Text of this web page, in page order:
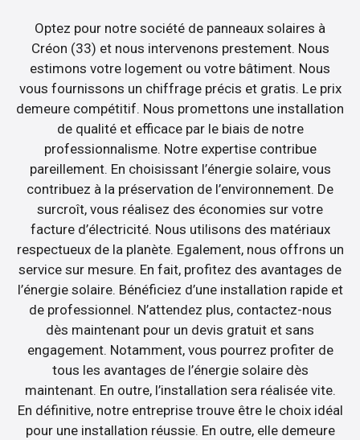
Optez pour notre société de panneaux solaires à
Créon (33) et nous intervenons prestement. Nous
estimons votre logement ou votre bâtiment. Nous
vous fournissons un chiffrage précis et gratis. Le prix
demeure compétitif. Nous promettons une installation
de qualité et efficace par le biais de notre
professionnalisme. Notre expertise contribue
pareillement. En choisissant l’énergie solaire, vous
contribuez à la préservation de l’environnement. De
surcroît, vous réalisez des économies sur votre
facture d’électricité. Nous utilisons des matériaux
respectueux de la planète. Egalement, nous offrons un
service sur mesure. En fait, profitez des avantages de
l’énergie solaire. Bénéficiez d’une installation rapide et
de professionnel. N’attendez plus, contactez-nous
dès maintenant pour un devis gratuit et sans
engagement. Notamment, vous pourrez profiter de
tous les avantages de l’énergie solaire dès
maintenant. En outre, l’installation sera réalisée vite.
En définitive, notre entreprise trouve être le choix idéal
pour une installation réussie. En outre, elle demeure